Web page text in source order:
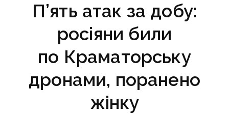
П’ять атак за добу:
росіяни били
по Краматорську
дронами, поранено
жінку